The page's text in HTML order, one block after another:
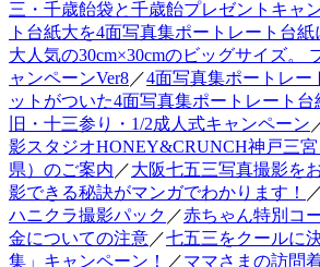
三・千歳飴袋と千歳飴プレゼントキャ
ト台紙大を4面写真集ポートレート台紙
大人気の30cm×30cmのビッグサイズ。
ャンペーンVer8／4面写真集ポートレー
ットがついた4面写真集ポートレート
旧・十三参り・1/2成人式キャンペーン
影スタジオHONEY&CRUNCH神戸三
県）のご案内 ／大阪七五三写真撮影を
影できる秘訣がマンガでわかります！ ／
ハニクラ撮影パック ／赤ちゃん特別コ
金についての注意／七五三をクールに
集」キャンペーン！ ／ママさまの訪問